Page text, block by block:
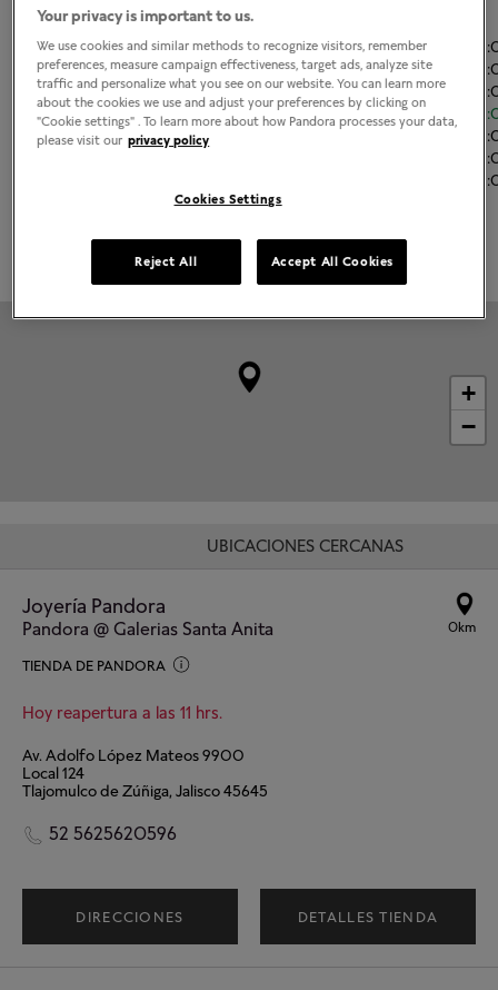
El horario de apertura
Lunes 11:00
Martes
11:00
Miércoles
11:00
Jueves
11:00
Viernes
Grabado disponible
+
−
UBICACIONES CERCANAS
Joyería Pandora
Pandora @ Galerias Santa Anita
TIENDA DE PANDORA
Hoy reapertura a las 11 hrs.
0km
Av. Adolfo López Mateos 9900
Local 124
Tlajomulco de Zúñiga, Jalisco 45645
52 5625620596
DIRECCIONES DETALLES TIENDA
Your privacy is important to us.
We use cookies and similar methods to recognize visitors, remember
preferences, measure campaign effectiveness, target ads, analyze site
traffic and personalize what you see on our website. You can learn more
about the cookies we use and adjust your preferences by clicking on
"Cookie settings" . To learn more about how Pandora processes your data,
please visit our privacy policy
Cookies Settings
Reject All Accept All Cookies